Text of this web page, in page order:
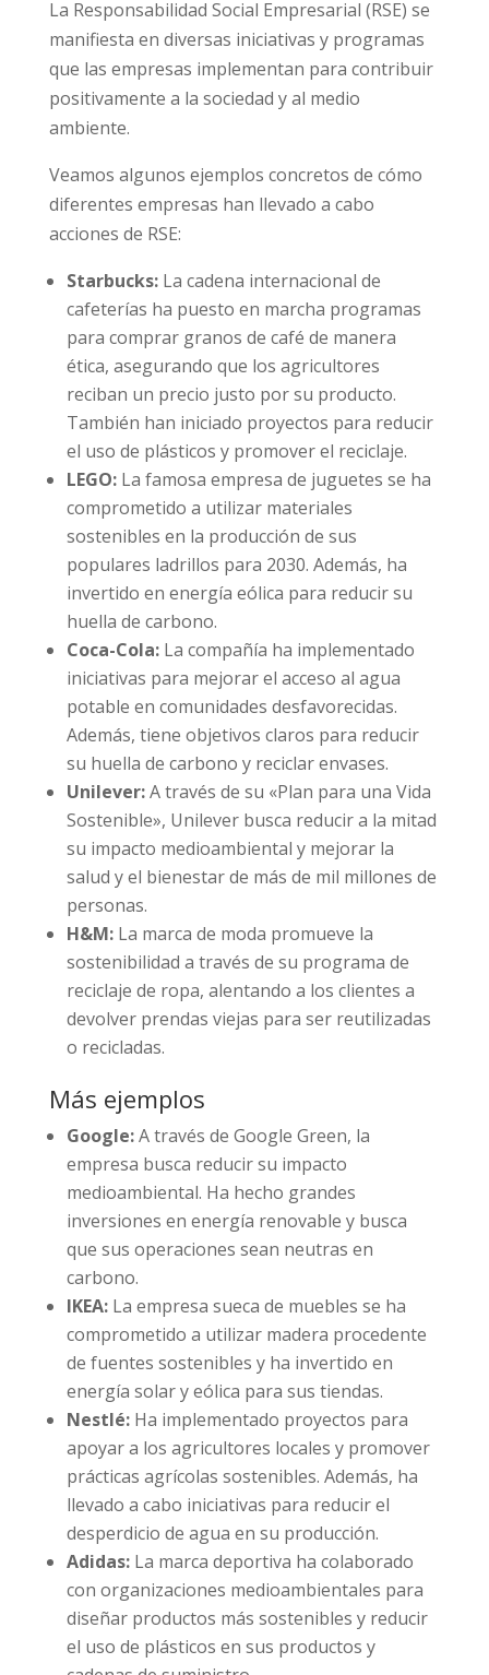
La Responsabilidad Social Empresarial (RSE) se
manifiesta en diversas iniciativas y programas
que las empresas implementan para contribuir
positivamente a la sociedad y al medio
ambiente.
Veamos algunos ejemplos concretos de cómo
diferentes empresas han llevado a cabo
acciones de RSE:
Starbucks:La cadena internacional de
cafeterías ha puesto en marcha programas
para comprar granos de café de manera
ética, asegurando que los agricultores
reciban un precio justo por su producto.
También han iniciado proyectos para reducir
el uso de plásticos y promover el reciclaje.
LEGO:La famosa empresa de juguetes se ha
comprometido a utilizar materiales
sostenibles en la producción de sus
populares ladrillos para 2030. Además, ha
invertido en energía eólica para reducir su
huella de carbono.
Coca-Cola:La compañía ha implementado
iniciativas para mejorar el acceso al agua
potable en comunidades desfavorecidas.
Además, tiene objetivos claros para reducir
su huella de carbono y reciclar envases.
Unilever:A través de su «Plan para una Vida
Sostenible», Unilever busca reducir a la mitad
su impacto medioambiental y mejorar la
salud y el bienestar de más de mil millones de
personas.
H&M:La marca de moda promueve la
sostenibilidad a través de su programa de
reciclaje de ropa, alentando a los clientes a
devolver prendas viejas para ser reutilizadas
o recicladas.
Más ejemplos
Google:A través de Google Green, la
empresa busca reducir su impacto
medioambiental. Ha hecho grandes
inversiones en energía renovable y busca
que sus operaciones sean neutras en
carbono.
IKEA:La empresa sueca de muebles se ha
comprometido a utilizar madera procedente
de fuentes sostenibles y ha invertido en
energía solar y eólica para sus tiendas.
Nestlé:Ha implementado proyectos para
apoyar a los agricultores locales y promover
prácticas agrícolas sostenibles. Además, ha
llevado a cabo iniciativas para reducir el
desperdicio de agua en su producción.
Adidas:La marca deportiva ha colaborado
con organizaciones medioambientales para
diseñar productos más sostenibles y reducir
el uso de plásticos en sus productos y